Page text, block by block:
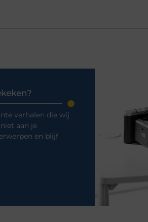
verhalen die wij
aan je
en blijf